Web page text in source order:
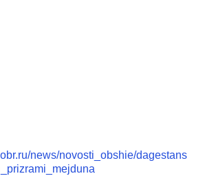
news/novosti_obshie/dagestans